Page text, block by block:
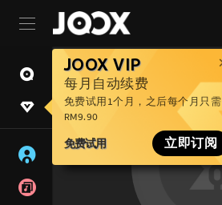
JOOX VIP
每月自动续费
免费试用1个月，之后每个月只需
RM9.90
免费试用 立即订阅